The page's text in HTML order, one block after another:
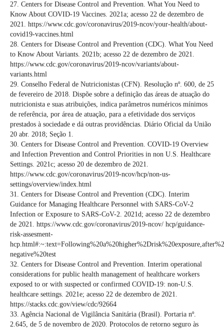
27. Centers for Disease Control and Prevention. What You Need to
Know About COVID-19 Vaccines. 2021a; acesso 22 de dezembro de
2021. https://www.cdc.gov/coronavirus/2019-ncov/your-health/about-
covid19-vaccines.html
28. Centers for Disease Control and Prevention (CDC). What You Need
to Know About Variants. 2021b; acesso 22 de dezembro de 2021.
https://www.cdc.gov/coronavirus/2019-ncov/variants/about-
variants.html
29. Conselho Federal de Nutricionistas (CFN). Resolução nº. 600, de 25
de fevereiro de 2018. Dispõe sobre a definição das áreas de atuação do
nutricionista e suas atribuições, indica parâmetros numéricos mínimos
de referência, por área de atuação, para a efetividade dos serviços
prestados à sociedade e dá outras providências. Diário Oficial da União
20 abr. 2018; Seção 1.
30. Centers for Disease Control and Prevention. COVID-19 Overview
and Infection Prevention and Control Priorities in non U.S. Healthcare
Settings. 2021c; acesso 20 de dezembro de 2021.
https://www.cdc.gov/coronavirus/2019-ncov/hcp/non-us-
settings/overview/index.html
31. Centers for Disease Control and Prevention (CDC). Interim
Guidance for Managing Healthcare Personnel with SARS-CoV-2
Infection or Exposure to SARS-CoV-2. 2021d; acesso 22 de dezembro
de 2021. https://www.cdc.gov/coronavirus/2019-ncov/ hcp/guidance-
risk-assesment-
negative%20test
32. Centers for Disease Control and Prevention. Interim operational
considerations for public health management of healthcare workers
exposed to or with suspected or confirmed COVID-19: non-U.S.
healthcare settings. 2021e; acesso 22 de dezembro de 2021.
https://stacks.cdc.gov/view/cdc/92664
33. Agência Nacional de Vigilância Sanitária (Brasil). Portaria nº.
2.645, de 5 de novembro de 2020. Protocolos de retorno seguro às